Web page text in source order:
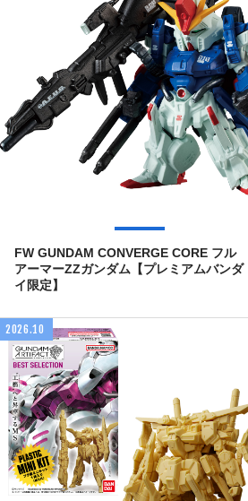
FW GUNDAM CONVERGE CORE フル
アーマーZZガンダム【プレミアムバンダ
イ限定】
2026.10